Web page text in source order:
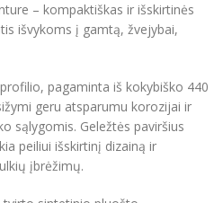
– kompaktiškas ir išskirtinės
išvykoms į gamtą, žvejybai,
pagaminta iš kokybiško 440
geru atsparumu korozijai ir
sąlygomis. Geležtės paviršius
peiliui išskirtinį dizainą ir
įbrėžimų.